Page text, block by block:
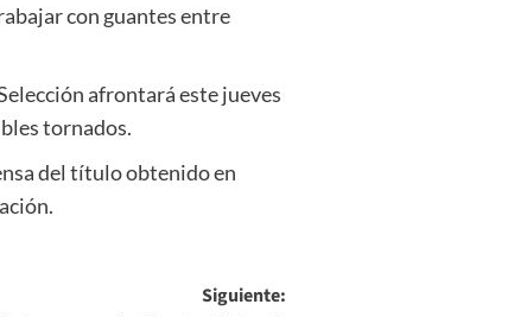
con guantes entre
afrontará este jueves
tornados.
del título obtenido en
Siguiente: